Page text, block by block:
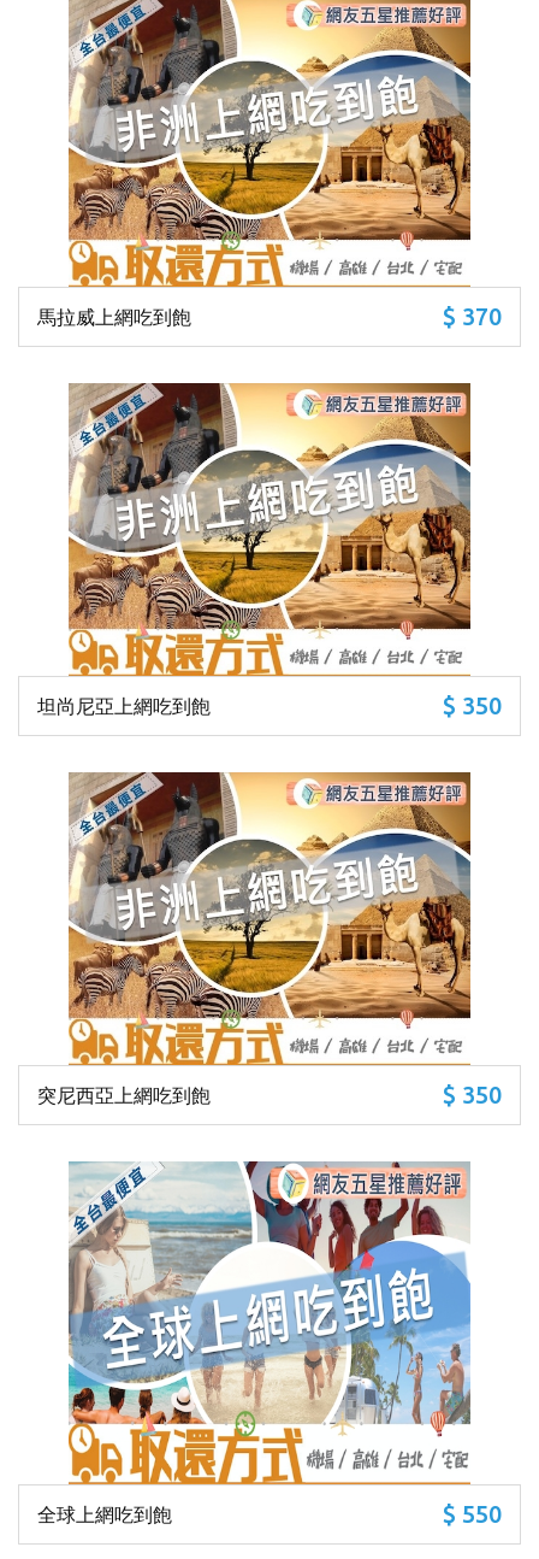
馬拉威上網吃到飽 $ 370
坦尚尼亞上網吃到飽 $ 350
突尼西亞上網吃到飽 $ 350
全球上網吃到飽 $ 550